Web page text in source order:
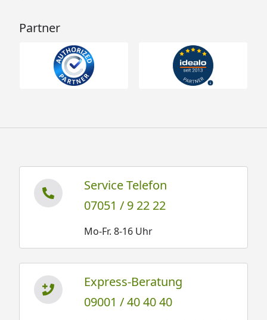
Partner
Service Telefon
07051 / 9 22 22
Mo-Fr. 8-16 Uhr
Express-Beratung
09001 / 40 40 40